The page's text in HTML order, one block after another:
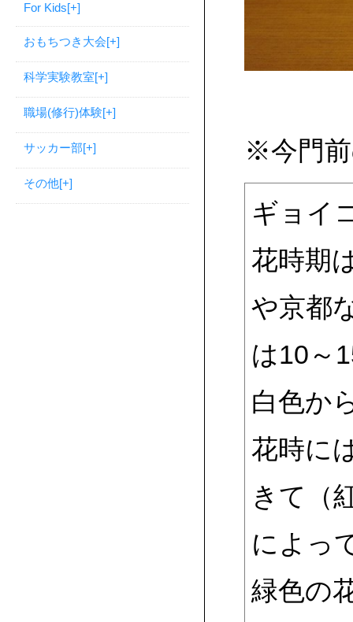
For Kids[+]
おもちつき大会[+]
科学実験教室[+]
職場(修行)体験[+]
サッカー部[+]
その他[+]
※今門
ギョイ
花時期
や京都
は10～
白色か
花時に
きて（
によっ
緑色の